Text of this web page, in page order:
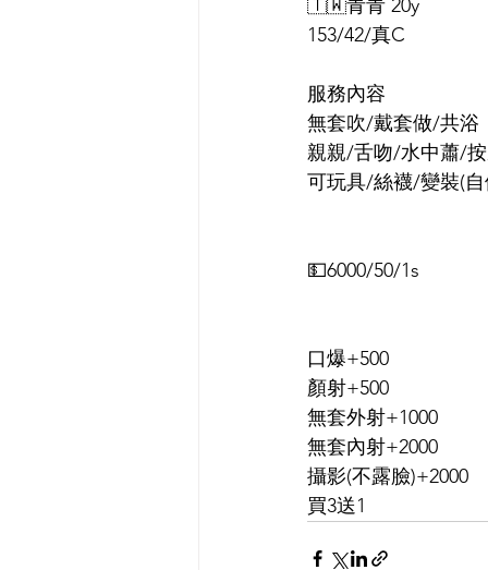
🇹🇼青青 20y
153/42/真C
服務內容
無套吹/戴套做/共浴
親親/舌吻/水中蕭/
可玩具/絲襪/變裝(自
💵6000/50/1s
口爆+500
顏射+500
無套外射+1000
無套內射+2000
攝影(不露臉)+2000
買3送1